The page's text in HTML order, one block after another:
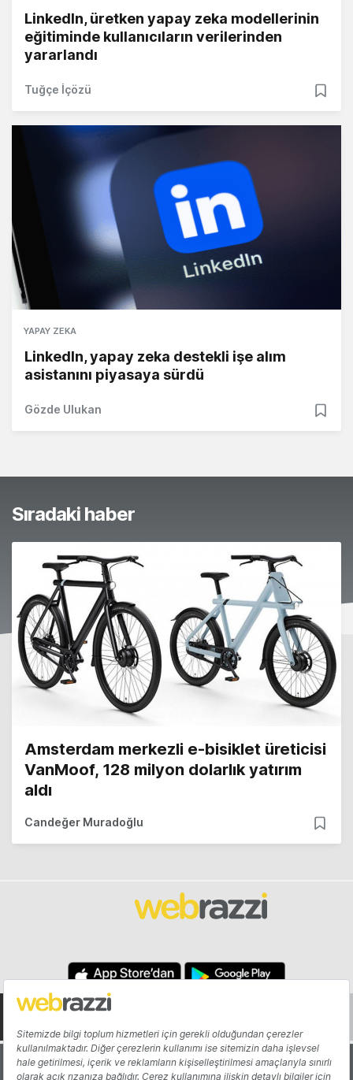
LinkedIn, üretken yapay zeka modellerinin
eğitiminde kullanıcıların verilerinden
yararlandı
Tuğçe İçözü
YAPAY ZEKA
LinkedIn, yapay zeka destekli işe alım
asistanını piyasaya sürdü
Gözde Ulukan
Sıradaki haber
Amsterdam merkezli e-bisiklet üreticisi
VanMoof, 128 milyon dolarlık yatırım
aldı
Candeğer Muradoğlu
Hakkında Yazarlar